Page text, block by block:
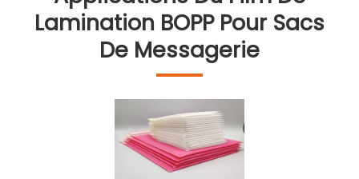
Lamination BOPP Pour Sacs
De Messagerie